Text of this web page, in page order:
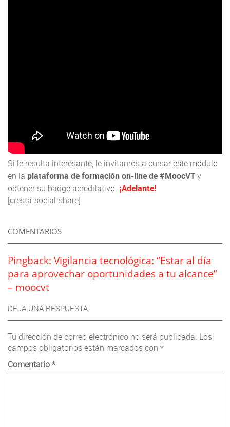
Si le resulta interesante, le invitamos a cursar este módulo
en la plataforma de formación on-line de #MoocVTy
obtener su badge acreditativo. ¡Adelante!
[cresta-social-share]
COMENTARIOS
Pingback: Vigilancia tecnológica: “Estar al día
para aprovechar oportunidades a tu alcance”
– moocvt
DEJA UNA RESPUESTA
Tu dirección de correo electrónico no será publicada. Los
campos obligatorios están marcados con *
Comentario*